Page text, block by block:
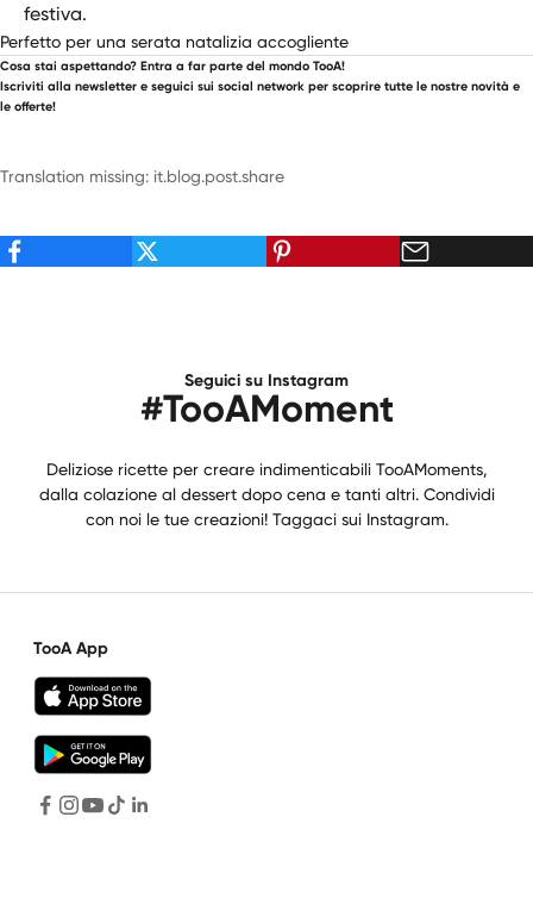
festiva.
Perfetto per una serata natalizia accogliente
Cosa stai aspettando? Entra a far parte del mondo TooA!
Iscriviti alla newsletter e seguici sui social network per scoprire tutte le nostre novità e
le offerte!
Translation missing: it.blog.post.share
Seguici su Instagram
#TooAMoment
Deliziose ricette per creare indimenticabili TooAMoments,
dalla colazione al dessert dopo cena e tanti altri. Condividi
con noi le tue creazioni! Taggaci sui Instagram.
TooA App